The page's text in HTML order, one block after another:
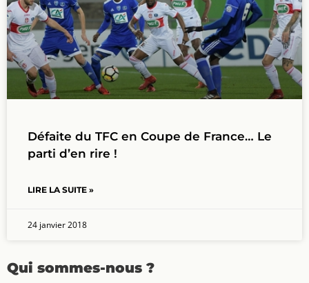
Défaite du TFC en Coupe de France… Le
parti d’en rire !
LIRE LA SUITE »
24 janvier 2018
Qui sommes-nous ?